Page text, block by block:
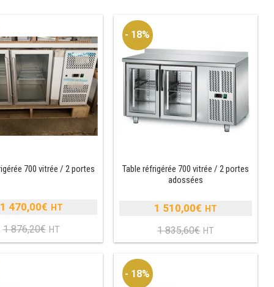
700 vitrée / 2 portes
1 876,20€
prix
initial
1 470,00€
Le
prix
- 18%
Table réfrigérée 700 vitrée / 2 portes
adossées
1 835,60€
prix
1 510,00€
Le
- 18%